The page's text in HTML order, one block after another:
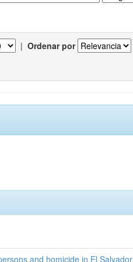
| Ordenar por
and homicide in El Salvador